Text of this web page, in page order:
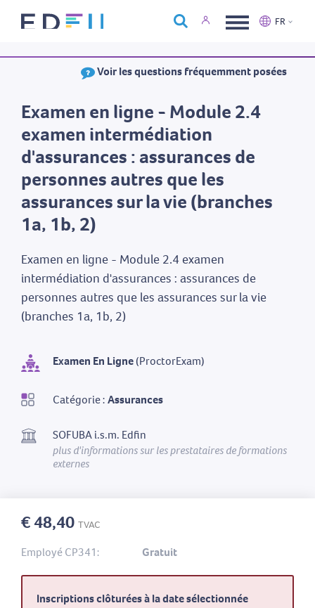
À propos d'Edfin
Calendrier
FR
Français
Voir les questions fréquemment posées
Examen En Ligne(ProctorExam)
Catégorie :Assurances
SOFUBA i.s.m. Edfin
plus d'informations sur les prestataires de formations
externes
Examen en ligne - Module 2.4
examen intermédiation
d'assurances : assurances de
personnes autres que les
assurances sur la vie (branches
1a, 1b, 2)
Examen en ligne - Module 2.4 examen
intermédiation d'assurances : assurances de
personnes autres que les assurances sur la vie
(branches 1a, 1b, 2)
€ 48,40 TVAC
Employé CP341: Gratuit
Inscriptions clôturées à la date sélectionnée